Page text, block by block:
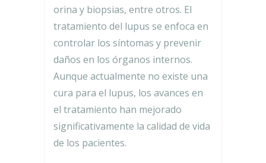
orina y biopsias, entre otros. El
tratamiento del lupus se enfoca en
controlar los síntomas y prevenir
daños en los órganos internos.
Aunque actualmente no existe una
cura para el lupus, los avances en
el tratamiento han mejorado
significativamente la calidad de vida
de los pacientes.